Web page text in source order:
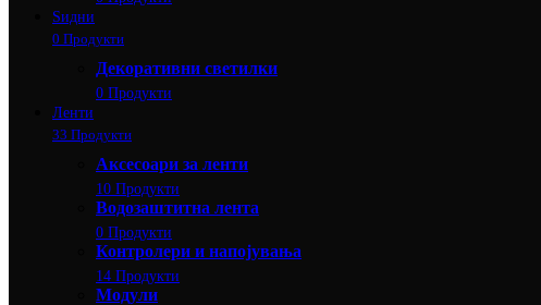
Ѕидни
0 Продукти
Декоративни светилки
0 Продукти
Ленти
33 Продукти
Аксесоари за ленти
10 Продукти
Водозаштитна лента
0 Продукти
Контролери и напојувања
14 Продукти
Модули